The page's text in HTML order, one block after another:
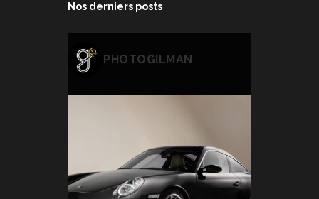
Nos derniers posts
PHOTOGILMAN